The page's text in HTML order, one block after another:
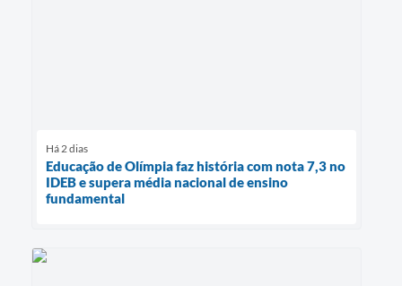
Há 2 dias
Educação de Olímpia faz história com nota 7,3 no
IDEB e supera média nacional de ensino
fundamental